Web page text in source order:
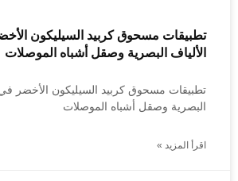
تطبيقات مسحوق كربيد السيليكون
الألياف البصرية وصقل أشباه الموصلات
تطبيقات مسحوق كربيد السيليكون الأخضر
البصرية وصقل أشباه الموصلات
اقرأ المزيد »